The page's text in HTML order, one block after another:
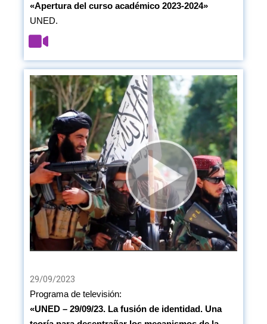
«Apertura del curso académico 2023-2024»
UNED.
29/09/2023
Programa de televisión:
«UNED – 29/09/23. La fusión de identidad. Una